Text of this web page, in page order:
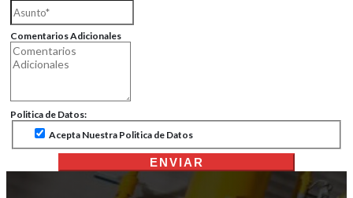
Comentarios Adicionales
Politica de Datos:
Acepta Nuestra Politica de Datos
ENVIAR